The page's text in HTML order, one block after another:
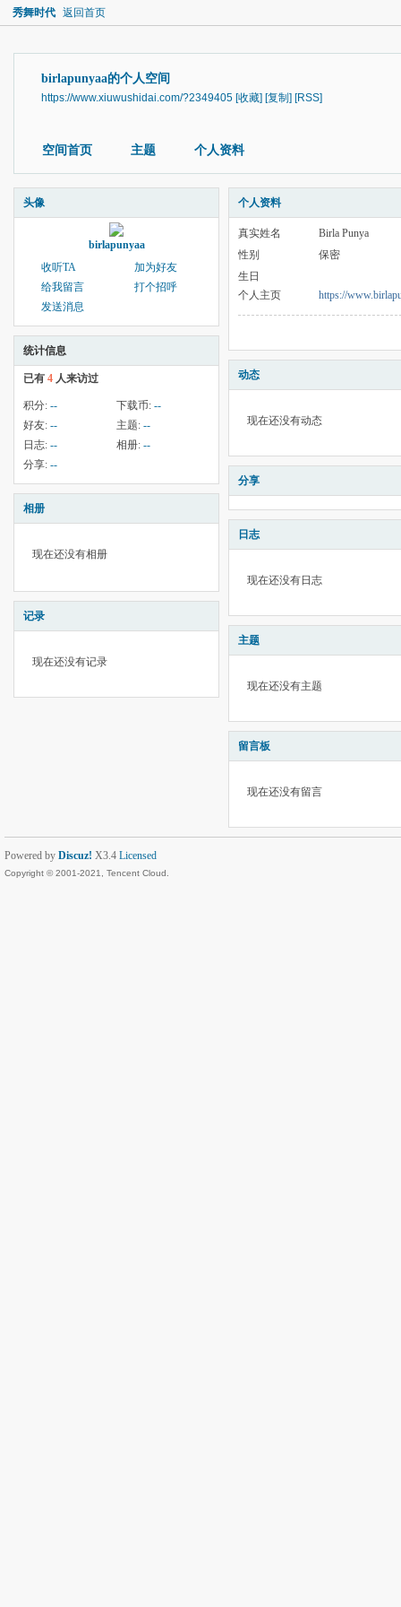
秀舞时代 返回首页
birlapunyaa的个人空间
https://www.xiuwushidai.com/?2349405 [收藏] [复制] [RSS]
空间首页 主题 个人资料
头像
birlapunyaa
收听TA
加为好友
给我留言
打个招呼
发送消息
统计信息
已有 4 人来访过
积分: -- 下载币: --
好友: -- 主题: --
日志: -- 相册: --
分享: --
相册
现在还没有相册
记录
现在还没有记录
个人资料
真实姓名
Birla Punya
性别
保密
生日
个人主页
https://
动态
现在还没有动态
分享
日志
现在还没有日志
主题
现在还没有主题
留言板
现在还没有留言
Powered by Discuz! X3.4 Licensed
Copyright © 2001-2021, Tencent Cloud.